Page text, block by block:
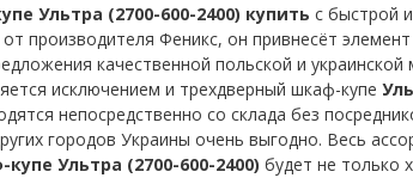
Ультра (2700-600-2400) купить с быстрой
производителя Феникс, он привнесёт
качественной польской и украинской
исключением и трехдверный шкаф-купе
непосредственно со склада без
городов Украины очень выгодно. Весь
Ультра (2700-600-2400) будет не только